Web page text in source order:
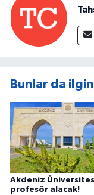
Bunlar da
Akdeniz
profesör alacak!